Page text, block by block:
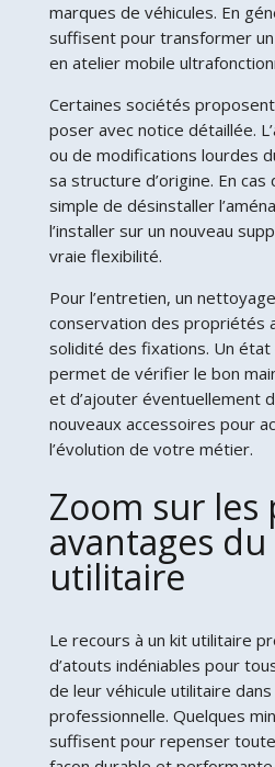
marques de véhicules. En
suffisent pour transformer
en atelier mobile
Certaines sociétés
poser avec notice détaillée.
ou de modifications lourdes
sa structure d’origine. En
simple de désinstaller
l’installer sur un nouveau
vraie flexibilité.
Pour l’entretien, un
conservation des propriétés
solidité des fixations. Un
permet de vérifier le bon
et d’ajouter éventuellement
nouveaux accessoires pour
l’évolution de votre métier.
Zoom sur les
avantages
utilitaire
Le recours à un kit utilitaire
d’atouts indéniables pour
de leur véhicule utilitaire
professionnelle. Quelques
suffisent pour repenser